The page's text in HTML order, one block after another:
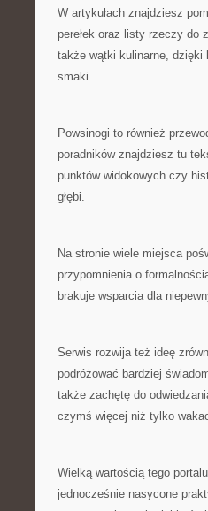
W artykułach znajdziesz
perełek oraz listy rzeczy do
także wątki kulinarne, dzięki
smaki.
Powsinogi to również
poradników znajdziesz tu
punktów widokowych czy
głębi.
Na stronie wiele miejsca
przypomnienia o
brakuje wsparcia dla
Serwis rozwija też ideę
podróżować bardziej
także zachętę do
czymś więcej niż tylko
Wielką wartością tego
jednocześnie nasycone